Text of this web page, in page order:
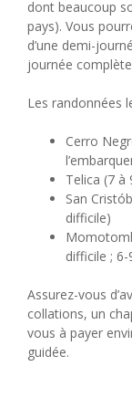
dont beaucoup
pays). Vous
d’une demi-
journée
Les randonnées
Cerro
Telica (7 à
San
difficile)
difficile ;
Assurez-vous
collations, un
vous à payer
guidée.